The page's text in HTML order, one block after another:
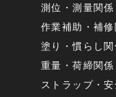
測位・測量関係
作業補助・補修
塗り・慣らし関
重量・荷締関係
ストラップ・